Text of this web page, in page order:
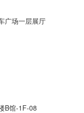
广场一层展厅
B馆-1F-08